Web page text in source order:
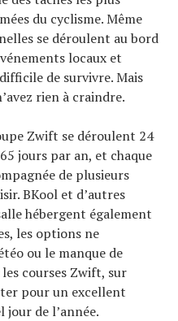
du cyclisme. Même
se déroulent au bord
locaux et
de survivre. Mais
rien à craindre.
Zwift se déroulent 24
jours par an, et chaque
de plusieurs
BKool et d’autres
hébergent également
les options ne
ou le manque de
courses Zwift, sur
pour un excellent
de l’année.